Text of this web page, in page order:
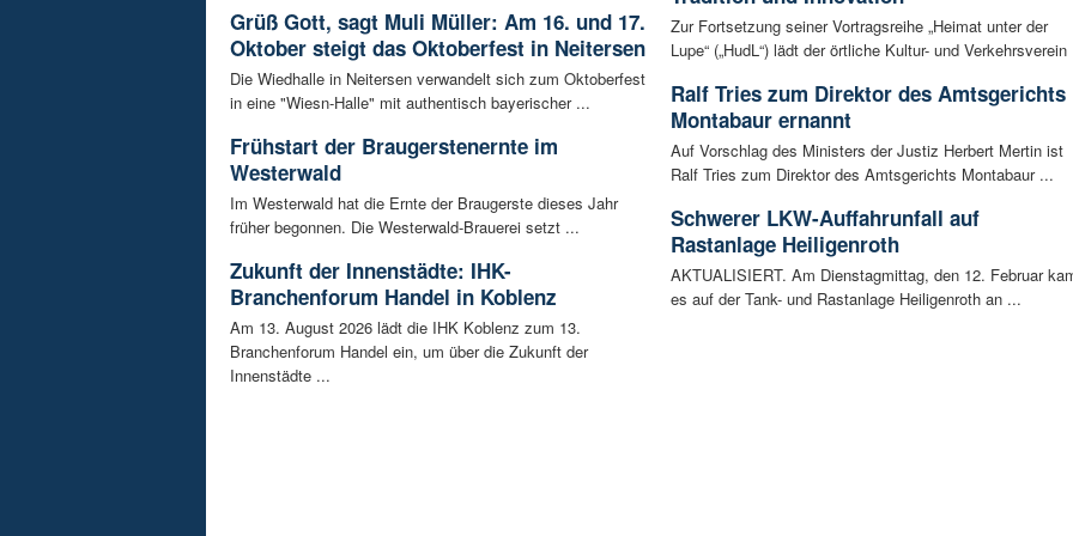
Grüß Gott, sagt Muli Müller: Am 16. und 17.
Oktober steigt das Oktoberfest in Neitersen
Die Wiedhalle in Neitersen verwandelt sich zum Oktoberfest
in eine "Wiesn-Halle" mit authentisch bayerischer ...
Frühstart der Braugerstenernte im
Westerwald
Im Westerwald hat die Ernte der Braugerste dieses Jahr
früher begonnen. Die Westerwald-Brauerei setzt ...
Zukunft der Innenstädte: IHK-
Branchenforum Handel in Koblenz
Am 13. August 2026 lädt die IHK Koblenz zum 13.
Branchenforum Handel ein, um über die Zukunft der
Innenstädte ...
Zur Fortsetzung seiner Vortragsreihe „Heimat unter der
Lupe“ („HudL“) lädt der örtliche Kultur- und Verkehrsverein
Ralf Tries zum Direktor des Amtsgerichts
Montabaur ernannt
Auf Vorschlag des Ministers der Justiz Herbert Mertin ist
Ralf Tries zum Direktor des Amtsgerichts Montabaur ...
Schwerer LKW-Auffahrunfall auf
Rastanlage Heiligenroth
AKTUALISIERT. Am Dienstagmittag, den 12. Februar
es auf der Tank- und Rastanlage Heiligenroth an ...